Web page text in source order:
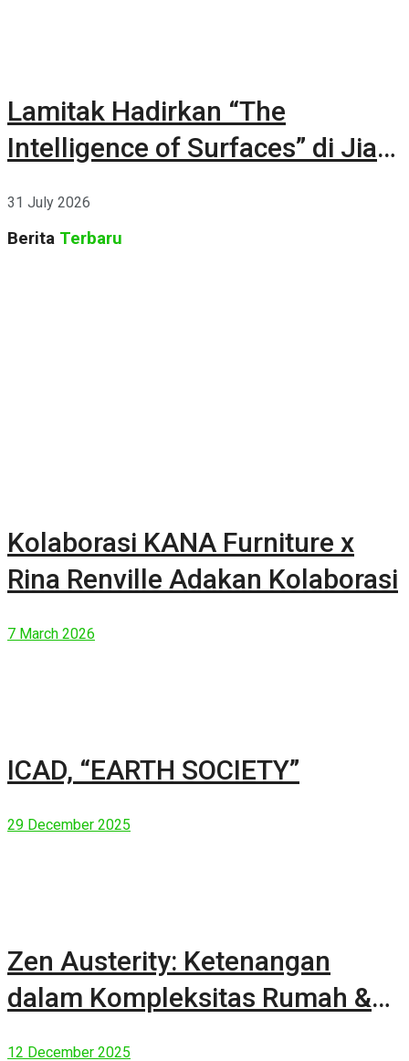
Lamitak Hadirkan “The
Intelligence of Surfaces” di Jia
31 July 2026
Berita Terbaru
Kolaborasi KANA Furniture x
Rina Renville Adakan Kolaborasi
7 March 2026
ICAD, “EARTH SOCIETY”
29 December 2025
Zen Austerity: Ketenangan
dalam Kompleksitas Rumah &
12 December 2025